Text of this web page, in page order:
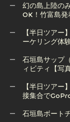
【半日ツアー
幻の島上陸の
OK！竹富島
幻の島上陸の
【半日ツア
ーケリング体
【半日ツアー
石垣島サップ
ィビティ【写
石垣島サップ
【半日ツア
接集合で
石垣島ボート